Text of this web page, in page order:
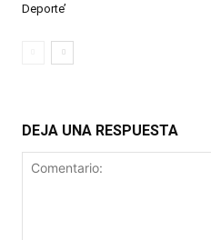
Deporte’
DEJA UNA RESPUESTA